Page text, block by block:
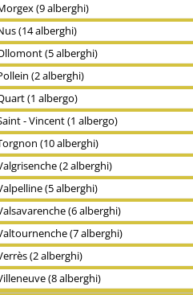
(9 alberghi)
(14 alberghi)
(5 alberghi)
(2 alberghi)
(1 albergo)
- Vincent (1 albergo)
(10 alberghi)
(2 alberghi)
(5 alberghi)
(6 alberghi)
(7 alberghi)
(2 alberghi)
(8 alberghi)